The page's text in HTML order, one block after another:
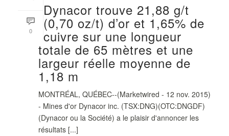
0
Dynacor trouve 21,88 g/t
(0,70 oz/t) d’or et 1,65% de
cuivre sur une longueur
totale de 65 mètres et une
largeur réelle moyenne de
1,18 m
MONTRÉAL, QUÉBEC--(Marketwired - 12 nov. 2015)
- Mines d'or Dynacor inc. (TSX:DNG)(OTC:DNGDF)
(Dynacor ou la Société) a le plaisir d'annoncer les
résultats [...]